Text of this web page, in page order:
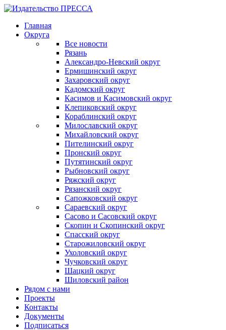
Главная
Округа
Все новости
Рязань
Александро-Невский округ
Ермишинский округ
Захаровский округ
Кадомский округ
Касимов и Касимовский округ
Клепиковский округ
Кораблинский округ
Милославский округ
Михайловский округ
Пителинский округ
Пронский округ
Путятинский округ
Рыбновский округ
Ряжский округ
Рязанский округ
Сапожковский округ
Сараевский округ
Сасово и Сасовский округ
Скопин и Скопинский округ
Спасский округ
Старожиловский округ
Ухоловский округ
Чучковский округ
Шацкий округ
Шиловский район
Рядом с нами
Проекты
Контакты
Документы
Подписаться